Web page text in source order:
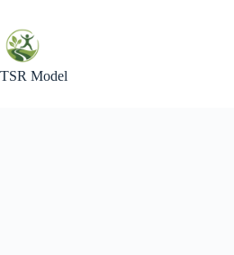
content
TSR Model